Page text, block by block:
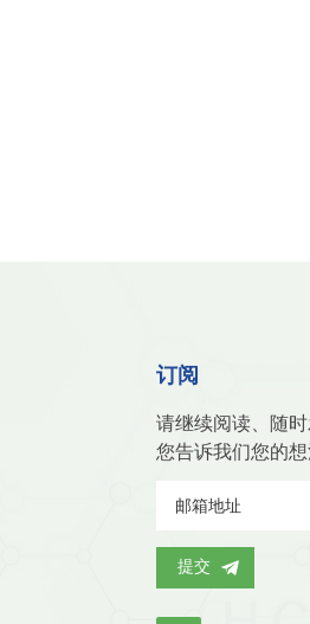
订阅
请继续阅读、随
您告诉我们您的想
提交